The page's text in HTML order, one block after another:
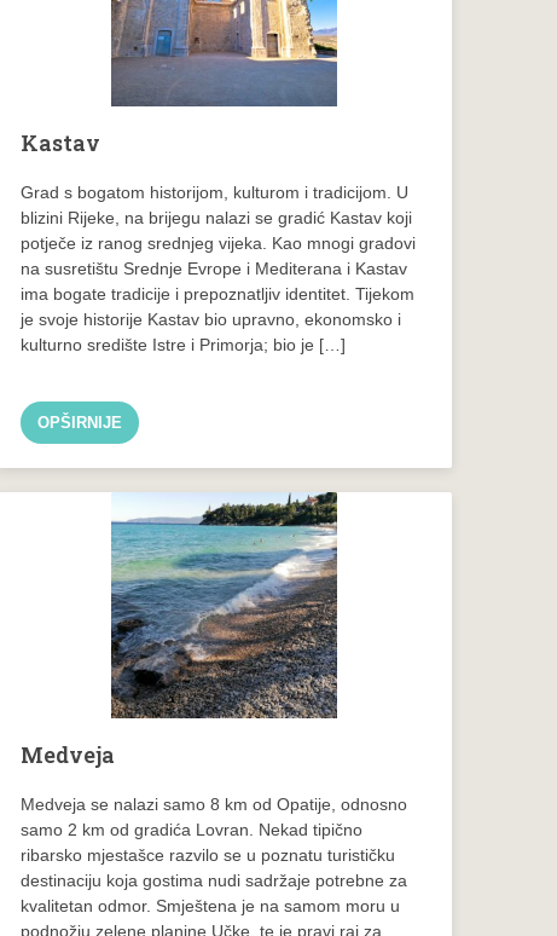
Kastav
Grad s bogatom historijom, kulturom i tradicijom. U
blizini Rijeke, na brijegu nalazi se gradić Kastav koji
potječe iz ranog srednjeg vijeka. Kao mnogi gradovi
na susretištu Srednje Evrope i Mediterana i Kastav
ima bogate tradicije i prepoznatljiv identitet. Tijekom
je svoje historije Kastav bio upravno, ekonomsko i
kulturno središte Istre i Primorja; bio je […]
OPŠIRNIJE
Medveja
Medveja se nalazi samo 8 km od Opatije, odnosno
samo 2 km od gradića Lovran. Nekad tipično
ribarsko mjestašce razvilo se u poznatu turističku
destinaciju koja gostima nudi sadržaje potrebne za
kvalitetan odmor. Smještena je na samom moru u
podnožju zelene planine Učke, te je pravi raj za